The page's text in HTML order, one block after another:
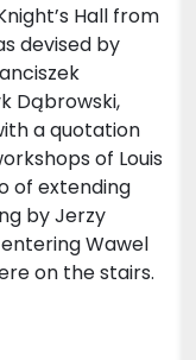
Hall from
devised by
Dąbrowski,
a quotation
of Louis
of extending
by Jerzy
entering Wawel
on the stairs.